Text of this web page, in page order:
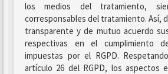
los medios del tratamiento,
corresponsables del tratamiento. Así,
transparente y de mutuo acuerdo
respectivas en el cumplimiento
impuestas por el RGPD.
artículo 26 del RGPD, los aspectos